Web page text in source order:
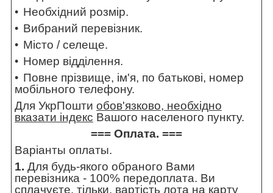
Необхідний розмір.
Вибраний перевізник.
Місто / селеще.
Номер відділення.
Повне прізвище, ім'я, по батькові, номер
мобільного телефону.
Для УкрПошти обов'язково, необхідно
вказати індекс Вашого населеного пункту.
=== Оплата. ===
Варіанты оплаты.
1. Для будь-якого обраного Вами
перевізника - 100% передоплата. Ви
сплачуєте, тільки, вартість лота на карту